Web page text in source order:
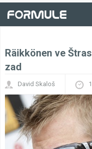
Räikkönen ve
zad
David Skaloš